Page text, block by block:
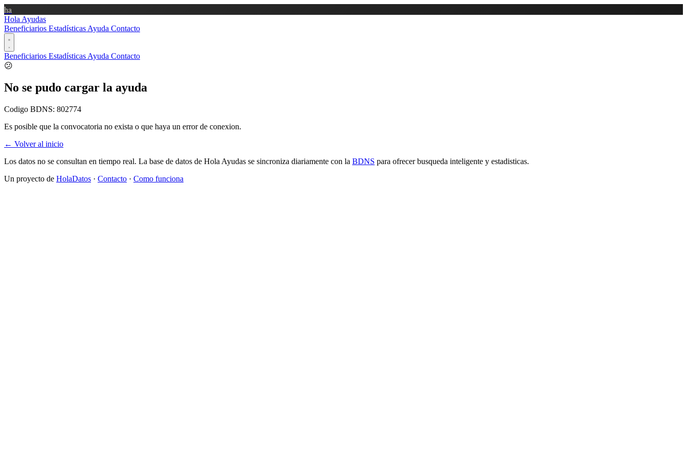
ha
Hola Ayudas
Beneficiarios Estadísticas Ayuda Contacto
Beneficiarios Estadísticas Ayuda Contacto
😕
No se pudo cargar la ayuda
Codigo BDNS: 802774
Es posible que la convocatoria no exista o que haya un error de conexion.
← Volver al inicio
Los datos no se consultan en tiempo real. La base de datos de Hola Ayudas se sincroniza diariamente con la BDNS para ofrecer busqueda inteligente y estadisticas.
Un proyecto de HolaDatos · Contacto · Como funciona